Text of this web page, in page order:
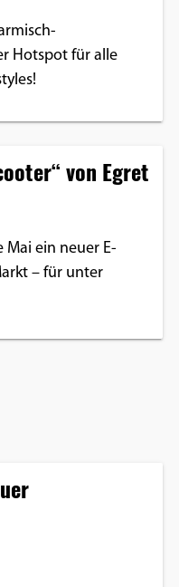
Hotspot für alle
von Egret
Mai ein neuer E-
– für unter